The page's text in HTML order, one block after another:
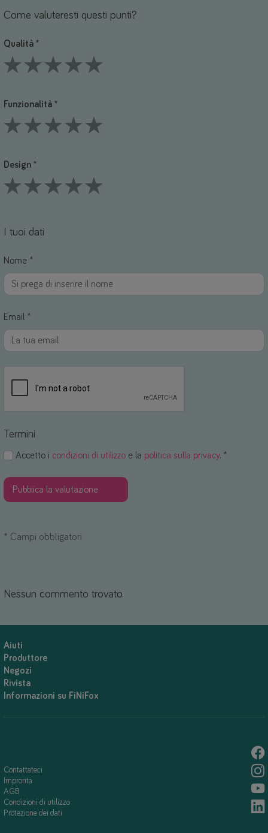
Come valuteresti questi punti?
Qualità *
Funzionalità *
Design *
I tuoi dati
Nome *
Email *
Termini
Accetto i condizioni di utilizzo e la politica sulla privacy. *
* Campi obbligatori
Nessun commento trovato.
Aiuti
Produttore
Negozi
Rivista
Informazioni su FiNiFox
Contattateci
Impronta
AGB
Condizioni di utilizzo
Protezione dei dati